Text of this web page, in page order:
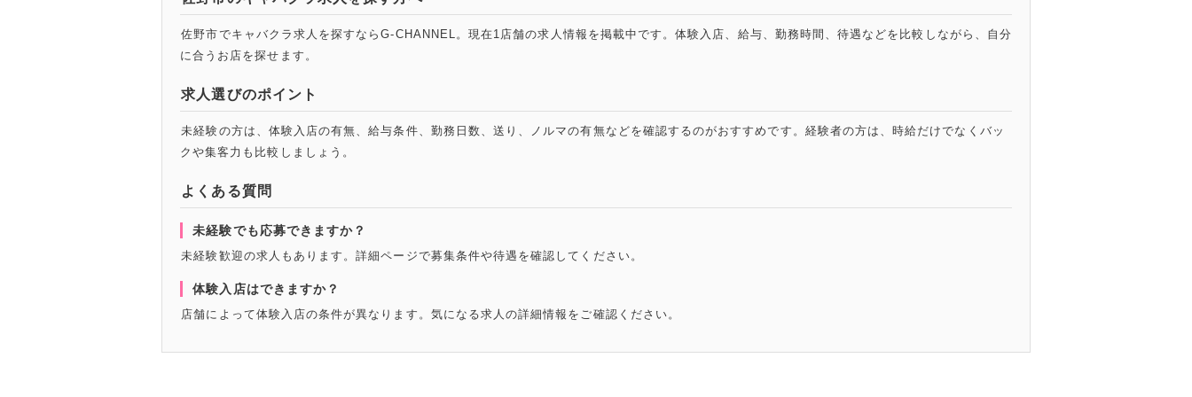
佐野市でキャバクラ求人を探すならG-CHANNEL。現在1店舗の求人情報を掲載中です。体験入店、給与、勤務時間、待遇などを比較しながら、自分
に合うお店を探せます。
求人選びのポイント
未経験の方は、体験入店の有無、給与条件、勤務日数、送り、ノルマの有無などを確認するのがおすすめです。経験者の方は、時給だけでなくバッ
クや集客力も比較しましょう。
よくある質問
未経験でも応募できますか？
未経験歓迎の求人もあります。詳細ページで募集条件や待遇を確認してください。
体験入店はできますか？
店舗によって体験入店の条件が異なります。気になる求人の詳細情報をご確認ください。